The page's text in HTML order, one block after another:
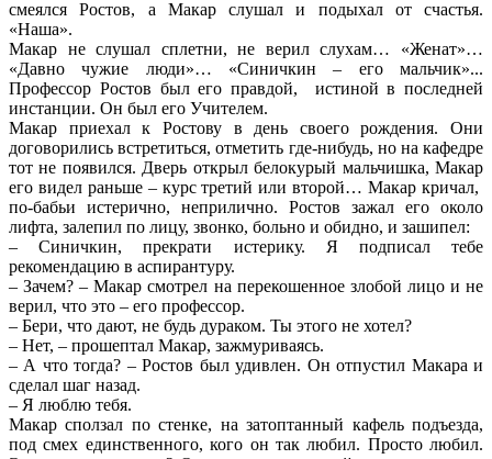
смеялся Ростов, а Макар слушал и подыхал от счастья.
«Наша».
Макар не слушал сплетни, не верил слухам… «Женат»…
«Давно чужие люди»… «Синичкин – его мальчик»...
Профессор Ростов был его правдой, истиной в последней
инстанции. Он был его Учителем.
Макар приехал к Ростову в день своего рождения. Они
договорились встретиться, отметить где-нибудь, но на кафедре
тот не появился. Дверь открыл белокурый мальчишка, Макар
его видел раньше – курс третий или второй… Макар кричал,
по-бабьи истерично, неприлично. Ростов зажал его около
лифта, залепил по лицу, звонко, больно и обидно, и зашипел:
– Синичкин, прекрати истерику. Я подписал тебе
рекомендацию в аспирантуру.
– Зачем? – Макар смотрел на перекошенное злобой лицо и не
верил, что это – его профессор.
– Бери, что дают, не будь дураком. Ты этого не хотел?
– Нет, – прошептал Макар, зажмуриваясь.
– А что тогда? – Ростов был удивлен. Он отпустил Макара и
сделал шаг назад.
– Я люблю тебя.
Макар сползал по стенке, на затоптанный кафель подъезда,
под смех единственного, кого он так любил. Просто любил.